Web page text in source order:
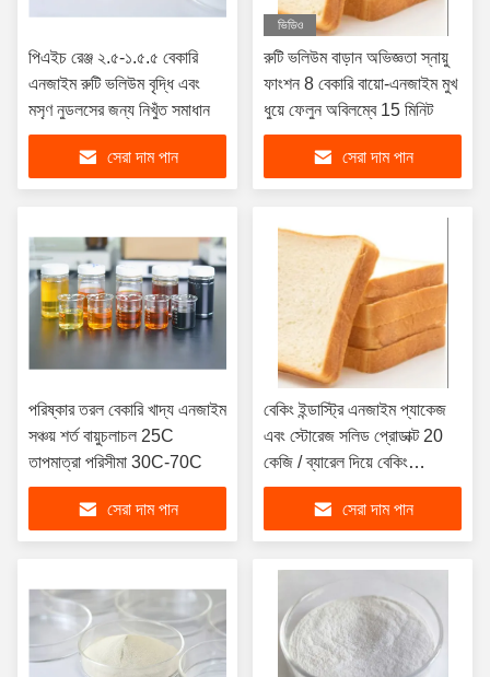
পিএইচ রেঞ্জ ২.৫-১.৫.৫ বেকারি
এনজাইম রুটি ভলিউম বৃদ্ধি এবং
মসৃণ নুডলসের জন্য নিখুঁত সমাধান
সেরা দাম পান
ভিডিও
রুটি ভলিউম বাড়ান অভিজ্ঞতা স্নায়ু
ফাংশন 8 বেকারি বায়ো-এনজাইম মুখ
ধুয়ে ফেলুন অবিলম্বে 15 মিনিট
সেরা দাম পান
পরিষ্কার তরল বেকারি খাদ্য এনজাইম
সঞ্চয় শর্ত বায়ুচলাচল 25C
তাপমাত্রা পরিসীমা 30C-70C
সেরা দাম পান
বেকিং ইন্ডাস্ট্রি এনজাইম প্যাকেজ
এবং স্টোরেজ সলিড প্রোডাক্ট 20
কেজি / ব্যারেল দিয়ে বেকিং
পারফরম্যান্সকে বাড়ান
সেরা দাম পান